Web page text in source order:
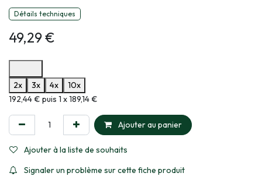
Détails techniques
49,29€
2x
3x 4x
10x
Informations sur le plan de paiement sélectionné
192,44 € puis 1 x 189,14 €
Ajouter au panier
Ajouter à la liste de souhaits
Signaler un problème sur cette fiche produit